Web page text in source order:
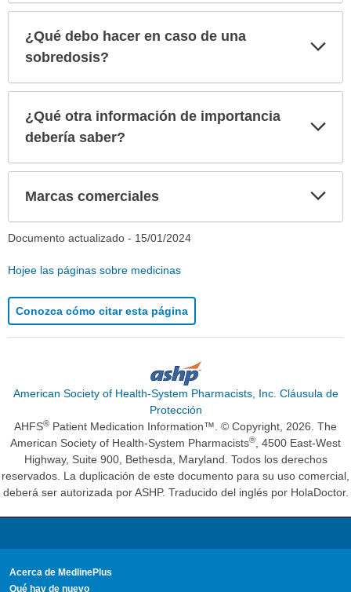
¿Qué debo hacer en caso de una
sobredosis?
¿Qué otra información de importancia
debería saber?
Marcas comerciales
Documento actualizado - 15/01/2024
Hojee las páginas sobre medicinas
Conozca cómo citar esta página
American Society of Health-System Pharmacists, Inc. Cláusula de
Protección
AHFS® Patient Medication Information™. © Copyright, 2026. The
American Society of Health-System Pharmacists®, 4500 East-West
Highway, Suite 900, Bethesda, Maryland. Todos los derechos
reservados. La duplicación de este documento para su uso comercial,
deberá ser autorizada por ASHP. Traducido del inglés por HolaDoctor.
Acerca de MedlinePlus
Qué hay de nuevo